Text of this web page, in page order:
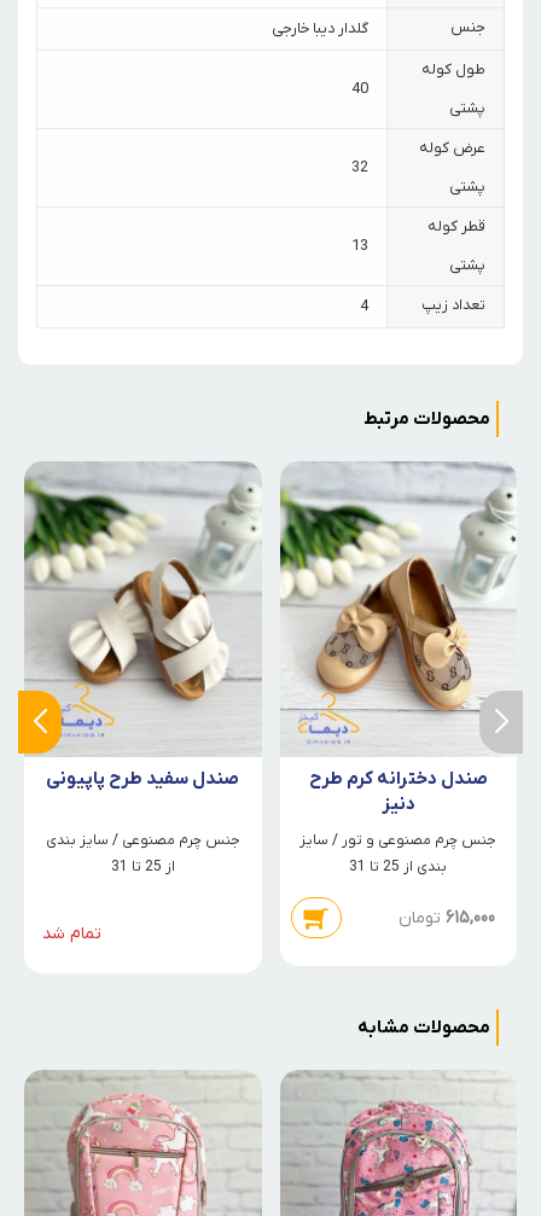
جنس گلدار دیبا خارجی
طول کوله
پشتی
40
عرض کوله
پشتی
32
قطر کوله
پشتی
13
تعداد زیپ 4
محصولات مرتبط
صندل دخترانه کرم طرح
دنیز
جنس چرم مصنوعی و تور / سایز
بندی از 25 تا 31
615,000 تومان
صندل سفید طرح پاپیونی
جنس چرم مصنوعی / سایز بندی
از 25 تا 31
تمام شد
محصولات مشابه